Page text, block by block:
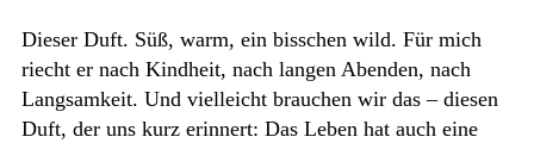
Dieser Duft. Süß, warm, ein bisschen wild. Für mich
riecht er nach Kindheit, nach langen Abenden, nach
Langsamkeit. Und vielleicht brauchen wir das – diesen
Duft, der uns kurz erinnert: Das Leben hat auch eine